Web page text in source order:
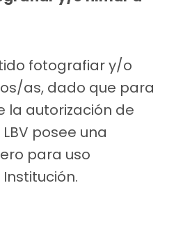
fotografiar y/o
as, dado que para
la autorización de
posee una
para uso